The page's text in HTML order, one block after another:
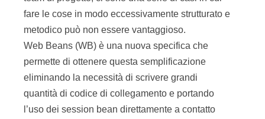
fare le cose in modo eccessivamente strutturato e
metodico può non essere vantaggioso.
Web Beans (WB) è una nuova specifica che
permette di ottenere questa semplificazione
eliminando la necessità di scrivere grandi
quantità di codice di collegamento e portando
l’uso dei session bean direttamente a contatto